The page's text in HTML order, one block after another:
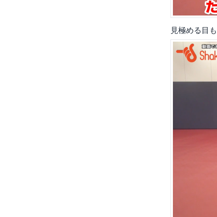
見極める目